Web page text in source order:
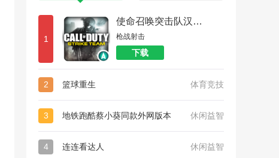
1
使命召唤突击队汉化版
枪战射击
下载
2 篮球重生 体育竞技
3 地铁跑酷蔡小葵同款外网版本 休闲益智
4 连连看达人 休闲益智